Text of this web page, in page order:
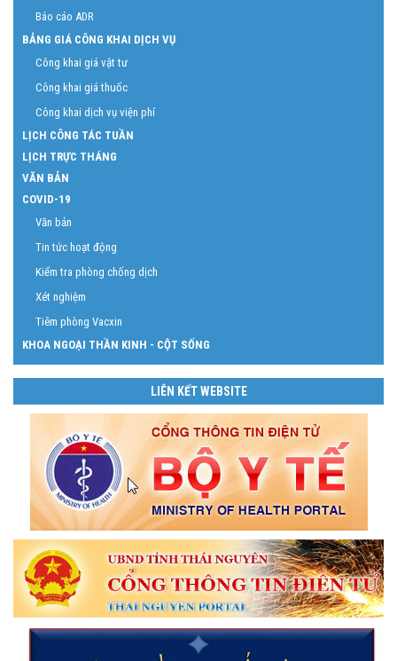
Báo cáo ADR
BẢNG GIÁ CÔNG KHAI DỊCH VỤ
Công khai giá vật tư
Công khai giá thuốc
Công khai dịch vụ viện phí
LỊCH CÔNG TÁC TUẦN
LỊCH TRỰC THÁNG
VĂN BẢN
COVID-19
Văn bản
Tin tức hoạt động
Kiểm tra phòng chống dịch
Xét nghiệm
Tiêm phòng Vacxin
KHOA NGOẠI THẦN KINH - CỘT SỐNG
LIÊN KẾT WEBSITE